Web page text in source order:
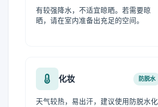
有较强降水，不适宜晾晒。若需要晾
晒，请在室内准备出充足的空间。
化妆 防脱水
天气较热，易出汗，建议使用防脱水化